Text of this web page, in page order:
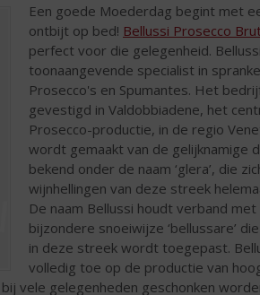
Een goede Moederdag begint met
ontbijt op bed! Bellussi Prosecco
perfect voor die gelegenheid.
toonaangevende specialist in
Prosecco's en Spumantes. Het
gevestigd in Valdobbiadene, het
Prosecco-productie, in de regio
wordt gemaakt van de gelijknamige
bekend onder de naam ‘glera’, die
wijnhellingen van deze streek
De naam Bellussi houdt verband met
bijzondere snoeiwijze ‘bellussare’
in deze streek wordt toegepast.
volledig toe op de productie van
vele gelegenheden geschonken